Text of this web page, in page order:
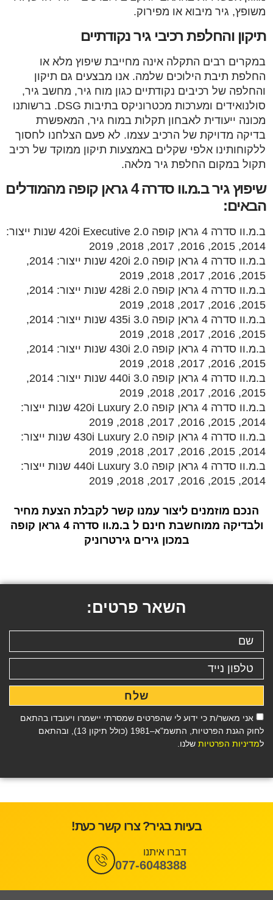
משופץ, גיר מיבוא או מפירוק.
תיקון והחלפת רכיבי גיר נקודתיים
במקרים רבים התקלה אינה מחייבת שיפוץ מלא או
החלפת תיבת הילוכים שלמה. אנו מבצעים גם תיקון
והחלפה של רכיבים נקודתיים כגון מוח גיר, מחשב גיר,
סולנואידים ומערכות מכטרוניקס בתיבות DSG. ברשותנו
מכונה ייעודית לאבחון תקלות במוח גיר, המאפשרת
בדיקה מדויקת של הרכיב עצמו. לא פעם הצלחנו לחסוך
ללקוחותינו אלפי שקלים באמצעות תיקון ממוקד של רכיב
תקול במקום החלפת גיר מלאה.
שיפוץ גיר ב.מ.וו סדרה 4 גראן קופה מהמודלים
הבאים:
ב.מ.וו סדרה 4 גראן קופה 2.0 420i Executive שנות ייצור:
2014, 2015, 2016, 2017, 2018, 2019
ב.מ.וו סדרה 4 גראן קופה 2.0 420i שנות ייצור: 2014,
2015, 2016, 2017, 2018, 2019
ב.מ.וו סדרה 4 גראן קופה 2.0 428i שנות ייצור: 2014,
2015, 2016, 2017, 2018, 2019
ב.מ.וו סדרה 4 גראן קופה 3.0 435i שנות ייצור: 2014,
2015, 2016, 2017, 2018, 2019
ב.מ.וו סדרה 4 גראן קופה 2.0 430i שנות ייצור: 2014,
2015, 2016, 2017, 2018, 2019
ב.מ.וו סדרה 4 גראן קופה 3.0 440i שנות ייצור: 2014,
2015, 2016, 2017, 2018, 2019
ב.מ.וו סדרה 4 גראן קופה 2.0 420i Luxury שנות ייצור:
2014, 2015, 2016, 2017, 2018, 2019
ב.מ.וו סדרה 4 גראן קופה 2.0 430i Luxury שנות ייצור:
2014, 2015, 2016, 2017, 2018, 2019
ב.מ.וו סדרה 4 גראן קופה 3.0 440i Luxury שנות ייצור:
2014, 2015, 2016, 2017, 2018, 2019
הנכם מוזמנים ליצור עמנו קשר לקבלת הצעת מחיר
ולבדיקה ממוחשבת חינם ל ב.מ.וו סדרה 4 גראן קופה
במכון גירים גירטרוניק
השאר פרטים:
אני מאשר/ת כי ידוע לי שהפרטים שמסרתי יישמרו ויעובדו בהתאם
לחוק הגנת הפרטיות, התשמ"א–1981 (כולל תיקון 13), ובהתאם
למדיניות הפרטיות שלנו.
שלח
בעיות בגיר? צרו קשר כעת!
דברו איתנו
077-6048388